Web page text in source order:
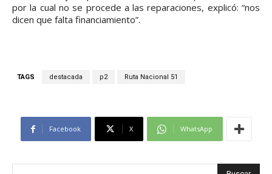
por la cual no se procede a las reparaciones, explicó: “nos
dicen que falta financiamiento”.
TAGS destacada p2 Ruta Nacional 51
Facebook X WhatsApp